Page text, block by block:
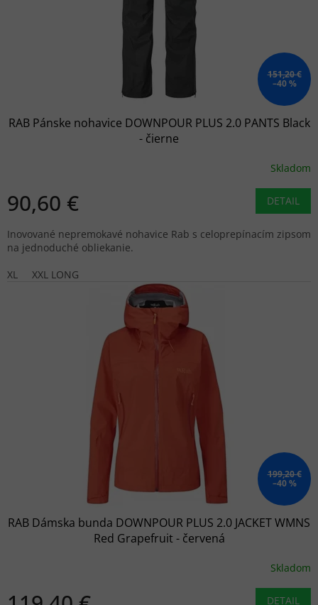
151,20 €
–40 %
RAB Pánske nohavice DOWNPOUR PLUS 2.0 PANTS Black
- čierne
Skladom
90,60 € DETAIL
Inovované nepremokavé nohavice Rab s celoprepínacím zipsom
na jednoduché obliekanie.
XL
XXL LONG
199,20 €
–40 %
RAB Dámska bunda DOWNPOUR PLUS 2.0 JACKET WMNS
Red Grapefruit - červená
Skladom
DETAIL